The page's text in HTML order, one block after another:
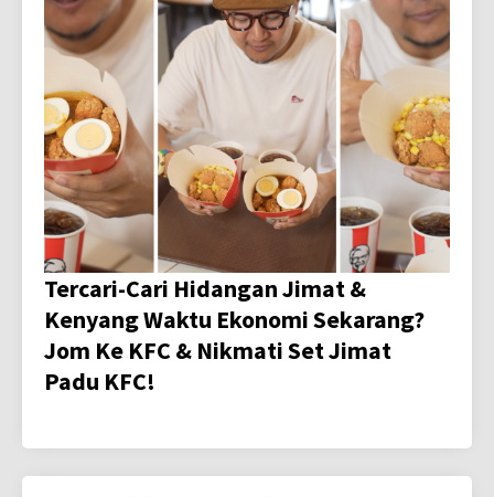
Tercari-Cari Hidangan Jimat &
Kenyang Waktu Ekonomi Sekarang?
Jom Ke KFC & Nikmati Set Jimat
Padu KFC!